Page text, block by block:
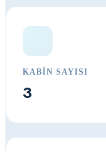
KABIN SAYISI
3